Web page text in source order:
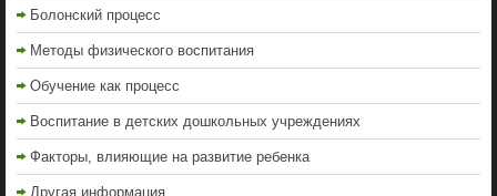
Болонский процесс
Методы физического воспитания
Обучение как процесс
Воспитание в детских дошкольных учреждениях
Факторы, влияющие на развитие ребенка
Другая информация